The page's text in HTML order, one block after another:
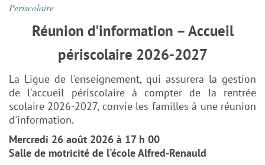
Periscolaire
Réunion d'information – Accueil
périscolaire 2026-2027
La Ligue de l'enseignement, qui assurera la gestion
de l'accueil périscolaire à compter de la rentrée
scolaire 2026-2027, convie les familles à une réunion
d'information.
Mercredi 26 août 2026 à 17 h 00
Salle de motricité de l'école Alfred-Renauld